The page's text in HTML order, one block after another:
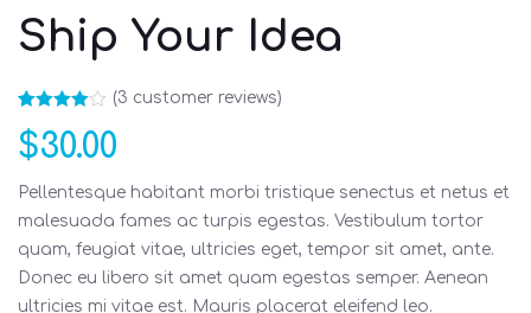
Ship Your Idea
4.00out
of 5
customer
(3 customer reviews)
$30.00
Pellentesque habitant morbi tristique senectus et netus et
malesuada fames ac turpis egestas. Vestibulum tortor
quam, feugiat vitae, ultricies eget, tempor sit amet, ante.
Donec eu libero sit amet quam egestas semper. Aenean
ultricies mi vitae est. Mauris placerat eleifend leo.